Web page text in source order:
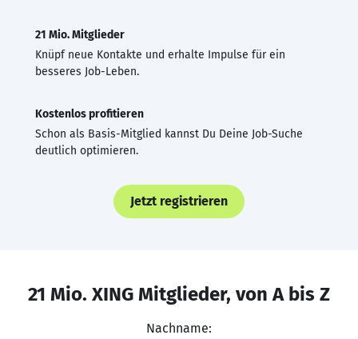
21 Mio. Mitglieder
Knüpf neue Kontakte und erhalte Impulse für ein
besseres Job-Leben.
Kostenlos profitieren
Schon als Basis-Mitglied kannst Du Deine Job-Suche
deutlich optimieren.
Jetzt registrieren
21 Mio. XING Mitglieder, von A bis Z
Nachname: